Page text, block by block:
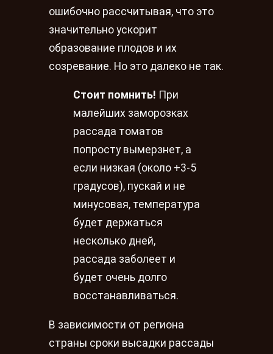
ошибочно рассчитывая, что это
значительно ускорит
образование плодов и их
созревание. Но это далеко не так.
Стоит помнить! При
малейших заморозках
рассада томатов
попросту вымерзнет, а
если низкая (около +3-5
градусов), пускай и не
минусовая, температура
будет держаться
несколько дней,
рассада заболеет и
будет очень долго
восстанавливаться.
В зависимости от региона
страны сроки высадки рассады